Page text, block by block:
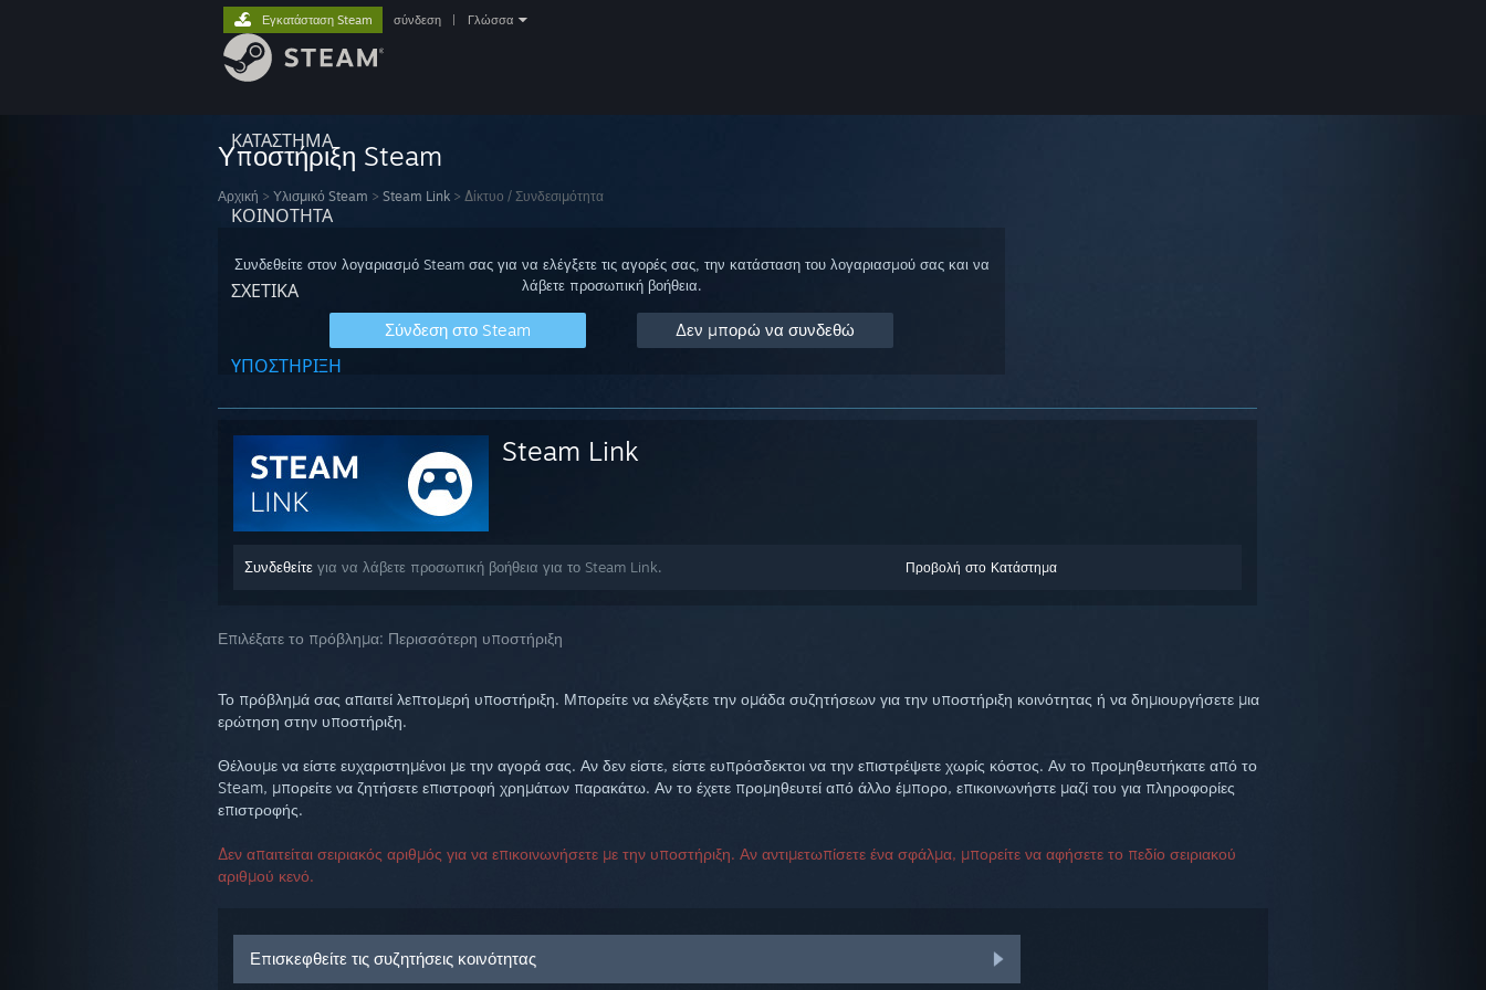
ΚΑΤΑΣΤΗΜΑ
ΚΟΙΝΟΤΗΤΑ
ΣΧΕΤΙΚΆ
ΥΠΟΣΤΗΡΙΞΗ
Εγκατάσταση Steam σύνδεση Γλώσσα
Υποστήριξη Steam
Αρχική > Υλισμικό Steam > Steam Link > Δίκτυο / Συνδεσιμότητα
Συνδεθείτε στον λογαριασμό Steam σας για να ελέγξετε τις αγορές σας, την κατάσταση του λογαριασμού σας και να
λάβετε προσωπική βοήθεια.
Σύνδεση στο Steam Δεν μπορώ να συνδεθώ
Steam Link
Προβολή στο Κατάστημα
Συνδεθείτε για να λάβετε προσωπική βοήθεια για το Steam Link.
Επιλέξατε το πρόβλημα: Περισσότερη υποστήριξη
Το πρόβλημά σας απαιτεί λεπτομερή υποστήριξη. Μπορείτε να ελέγξετε την ομάδα συζητήσεων για την υποστήριξη κοινότητας ή να δημιουργήσετε μια
ερώτηση στην υποστήριξη.
Θέλουμε να είστε ευχαριστημένοι με την αγορά σας. Αν δεν είστε, είστε ευπρόσδεκτοι να την επιστρέψετε χωρίς κόστος. Αν το προμηθευτήκατε από το
Steam, μπορείτε να ζητήσετε επιστροφή χρημάτων παρακάτω. Αν το έχετε προμηθευτεί από άλλο έμπορο, επικοινωνήστε μαζί του για πληροφορίες
επιστροφής.
Δεν απαιτείται σειριακός αριθμός για να επικοινωνήσετε με την υποστήριξη. Αν αντιμετωπίσετε ένα σφάλμα, μπορείτε να αφήσετε το πεδίο σειριακού
αριθμού κενό.
Επισκεφθείτε τις συζητήσεις κοινότητας